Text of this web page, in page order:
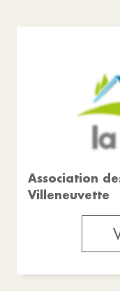
Association
Villeneuvette